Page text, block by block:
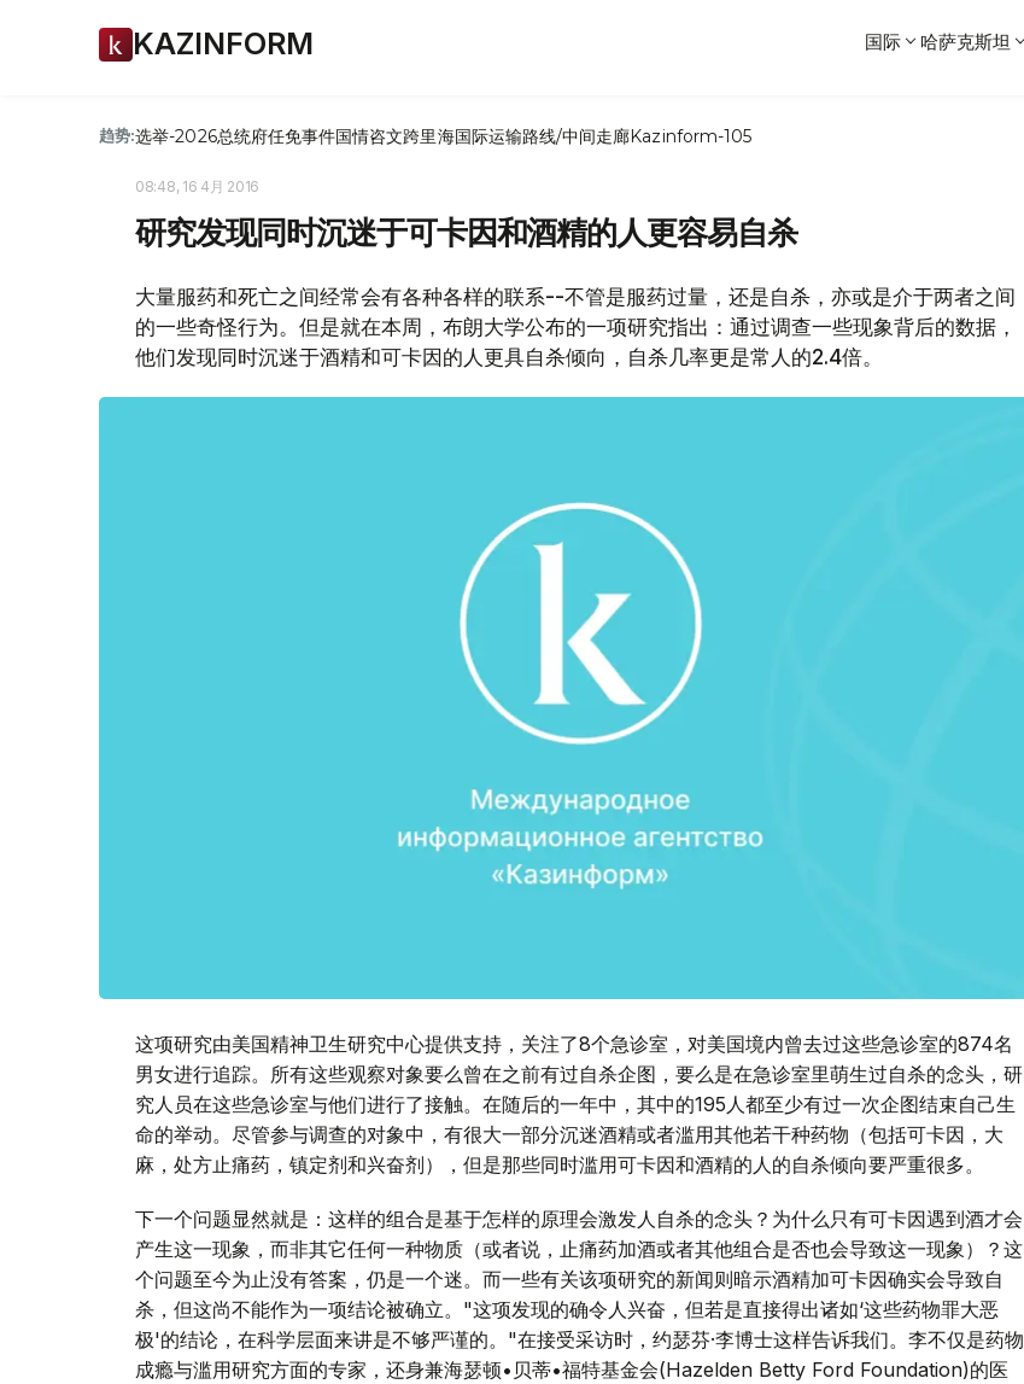
KAZINFORM 国际 哈萨克斯坦
趋势:选举-2026总统府任免事件国情咨文跨里海国际运输路线/中间走廊Kazinform-105
08:48, 16 4月 2016
研究发现同时沉迷于可卡因和酒精的人更容易自杀
大量服药和死亡之间经常会有各种各样的联系--不管是服药过量，还是自杀，亦或是介于两者之间
的一些奇怪行为。但是就在本周，布朗大学公布的一项研究指出：通过调查一些现象背后的数据，
他们发现同时沉迷于酒精和可卡因的人更具自杀倾向，自杀几率更是常人的2.4倍。
这项研究由美国精神卫生研究中心提供支持，关注了8个急诊室，对美国境内曾去过这些急诊室的874名
男女进行追踪。所有这些观察对象要么曾在之前有过自杀企图，要么是在急诊室里萌生过自杀的念头，研
究人员在这些急诊室与他们进行了接触。在随后的一年中，其中的195人都至少有过一次企图结束自己生
命的举动。尽管参与调查的对象中，有很大一部分沉迷酒精或者滥用其他若干种药物（包括可卡因，大
麻，处方止痛药，镇定剂和兴奋剂），但是那些同时滥用可卡因和酒精的人的自杀倾向要严重很多。
下一个问题显然就是：这样的组合是基于怎样的原理会激发人自杀的念头？为什么只有可卡因遇到酒才会
产生这一现象，而非其它任何一种物质（或者说，止痛药加酒或者其他组合是否也会导致这一现象）？这
个问题至今为止没有答案，仍是一个迷。而一些有关该项研究的新闻则暗示酒精加可卡因确实会导致自
杀，但这尚不能作为一项结论被确立。"这项发现的确令人兴奋，但若是直接得出诸如‘这些药物罪大恶
极'的结论，在科学层面来讲是不够严谨的。"在接受采访时，约瑟芬·李博士这样告诉我们。李不仅是药物
成瘾与滥用研究方面的专家，还身兼海瑟顿•贝蒂•福特基金会(Hazelden Betty Ford Foundation)的医